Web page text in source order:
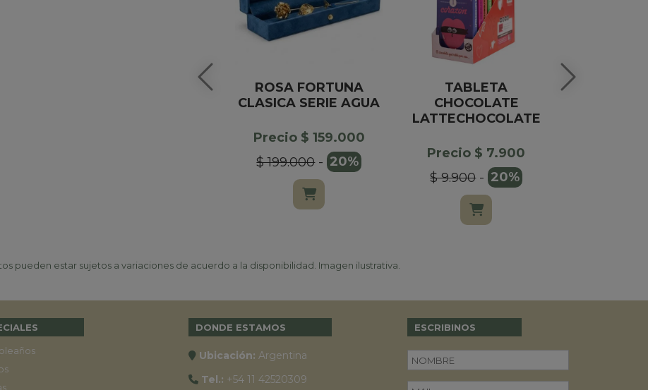
ROSA FORTUNA
CLASICA SERIE AGUA
Precio $ 159.000
$ 199.000- 20%
TABLETA
CHOCOLATE
LATTECHOCOLATE
Precio $ 7.900
$ 9.900- 20%
pueden estar sujetos a variaciones de acuerdo a la disponibilidad. Imagen ilustrativa.
DONDE ESTAMOS
Ubicación: Argentina
Tel.: +54 11 42520309
ESCRIBINOS